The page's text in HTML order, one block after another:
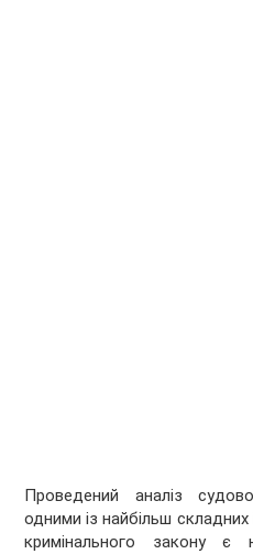
Проведений аналіз
одними із найбільш
кримінального закону є